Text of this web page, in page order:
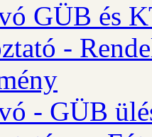
GÜB és
-
- GÜB